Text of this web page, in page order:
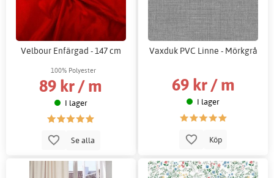
Velbour Enfärgad - 147 cm
100% Polyester
89 kr / m
I lager
Se alla
Vaxduk PVC Linne - Mörkgrå
69 kr / m
I lager
Köp